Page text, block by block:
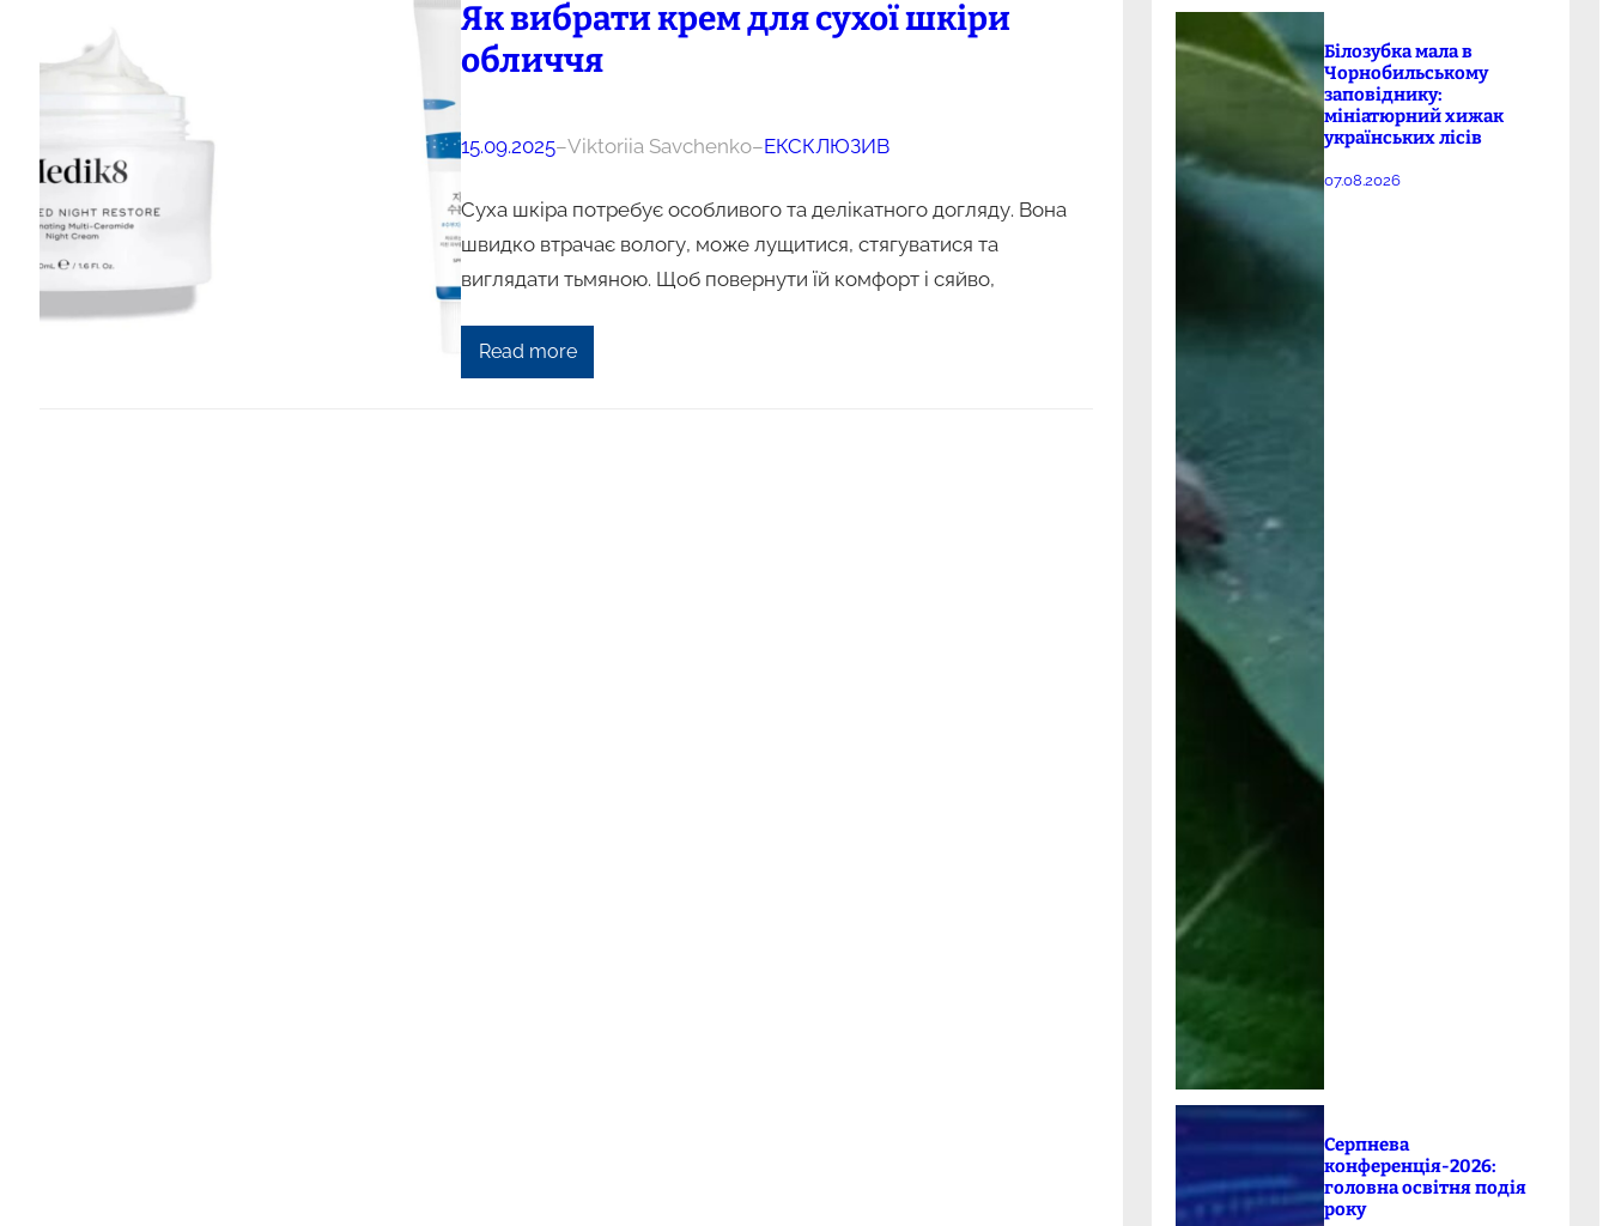
Як вибрати крем для сухої шкіри
обличчя
15.09.2025–Viktoriia Savchenko–ЕКСКЛЮЗИВ
Суха шкіра потребує особливого та делікатного догляду. Вона
швидко втрачає вологу, може лущитися, стягуватися та
виглядати тьмяною. Щоб повернути їй комфорт і сяйво,
Read more
Білозубка мала в
Чорнобильському
заповіднику:
мініатюрний хижак
українських лісів
07.08.2026
Серпнева
конференція-2026:
головна освітня подія
року